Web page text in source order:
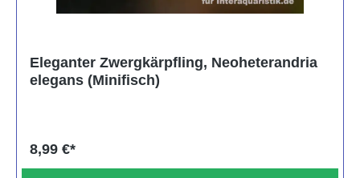
Eleganter Zwergkärpfling, Neoheterandria
elegans (Minifisch)
8,99 €*